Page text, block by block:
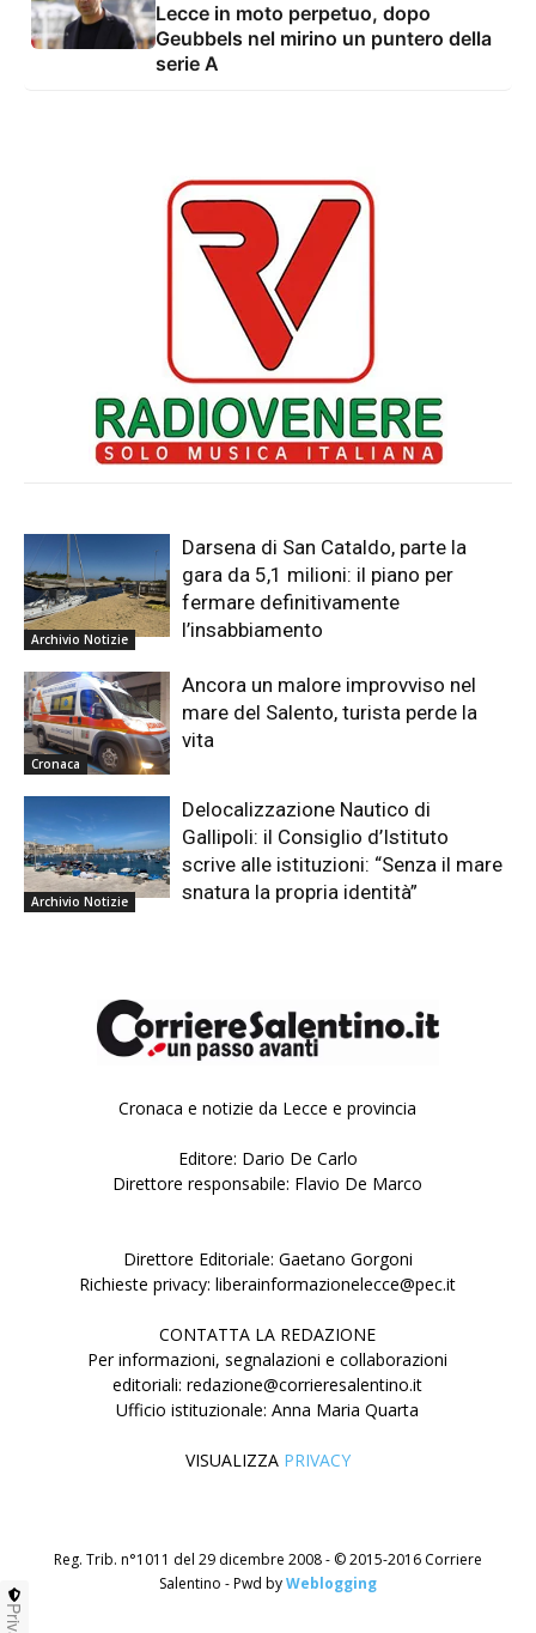
Lecce in moto perpetuo, dopo
Geubbels nel mirino un puntero della
serie A
Archivio Notizie
Darsena di San Cataldo, parte la
gara da 5,1 milioni: il piano per
fermare definitivamente
l’insabbiamento
Cronaca
Ancora un malore improvviso nel
mare del Salento, turista perde la
vita
Archivio Notizie
Delocalizzazione Nautico di
Gallipoli: il Consiglio d’Istituto
scrive alle istituzioni: “Senza il mare
snatura la propria identità”
Cronaca e notizie da Lecce e provincia
Editore: Dario De Carlo
Direttore responsabile: Flavio De Marco
Direttore Editoriale: Gaetano Gorgoni
Richieste privacy: liberainformazionelecce@pec.it
CONTATTA LA REDAZIONE
Per informazioni, segnalazioni e collaborazioni
editoriali: redazione@corrieresalentino.it
Ufficio istituzionale: Anna Maria Quarta
VISUALIZZA PRIVACY
Reg. Trib. n°1011 del 29 dicembre 2008 - © 2015-2016 Corriere
Salentino - Pwd byWeblogging